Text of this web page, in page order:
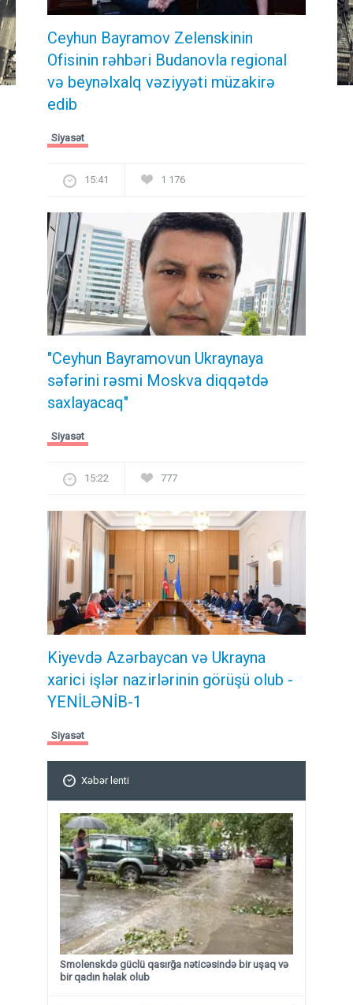
Ceyhun Bayramov Zelenskinin
Ofisinin rəhbəri Budanovla regional
və beynəlxalq vəziyyəti müzakirə
edib
Siyasət
15:41 1 176
"Ceyhun Bayramovun Ukraynaya
səfərini rəsmi Moskva diqqətdə
saxlayacaq"
Siyasət
15:22 777
Kiyevdə Azərbaycan və Ukrayna
xarici işlər nazirlərinin görüşü olub -
YENİLƏNİB-1
Siyasət
Xəbər lenti
Smolenskdə güclü qasırğa nəticəsində bir uşaq və
bir qadın həlak olub